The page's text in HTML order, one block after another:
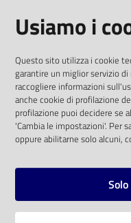
solo alle condizioni
comunitaria 2003/98/
SOCIAL
Usiamo i
Questo sito utilizza i cookie
garantire un miglior servizio
raccogliere informazioni
anche cookie di profilazione
profilazione puoi decidere se
'Cambia le impostazioni'. Per
oppure abilitarne solo alcuni,